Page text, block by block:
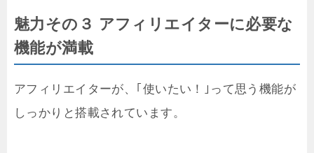
魅力その３ アフィリエイターに必要な
機能が満載
アフィリエイターが、｢使いたい！｣って思う機能が
しっかりと搭載されています。